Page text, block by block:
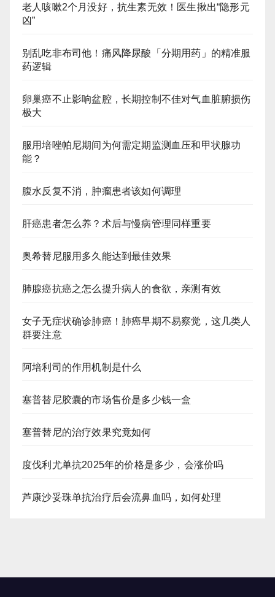
老人咳嗽2个月没好，抗生素无效！医生揪出“隐形元
凶”
别乱吃非布司他！痛风降尿酸「分期用药」的精准服
药逻辑
卵巢癌不止影响盆腔，长期控制不佳对气血脏腑损伤
极大
服用培唑帕尼期间为何需定期监测血压和甲状腺功
能？
腹水反复不消，肿瘤患者该如何调理
肝癌患者怎么养？术后与慢病管理同样重要
奥希替尼服用多久能达到最佳效果
肺腺癌抗癌之怎么提升病人的食欲，亲测有效
女子无症状确诊肺癌！肺癌早期不易察觉，这几类人
群要注意
阿培利司的作用机制是什么
塞普替尼胶囊的市场售价是多少钱一盒
塞普替尼的治疗效果究竟如何
度伐利尤单抗2025年的价格是多少，会涨价吗
芦康沙妥珠单抗治疗后会流鼻血吗，如何处理